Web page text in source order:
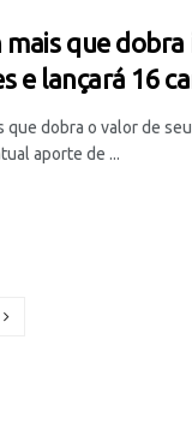
que
e lançará 16
que dobra o valor de
aporte de ...